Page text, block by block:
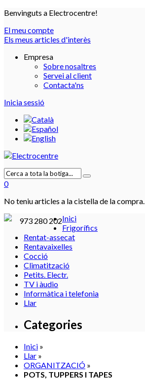
Benvinguts a Electrocentre!
El meu compte
Els meus articles d'interès
Empresa
Sobre nosaltres
Servei al client
Contacta'ns
Inicia sessió
0
No teniu articles a la cistella de la compra.
973 280 202Inici
Frigorífics
Rentat-assecat
Rentavaixelles
Cocció
Climatització
Petits. Electr.
TV i àudio
Informàtica i telefonia
Llar
Categories
Inici »
Llar »
ORGANITZACIÓ »
POTS, TUPPERS I TAPES